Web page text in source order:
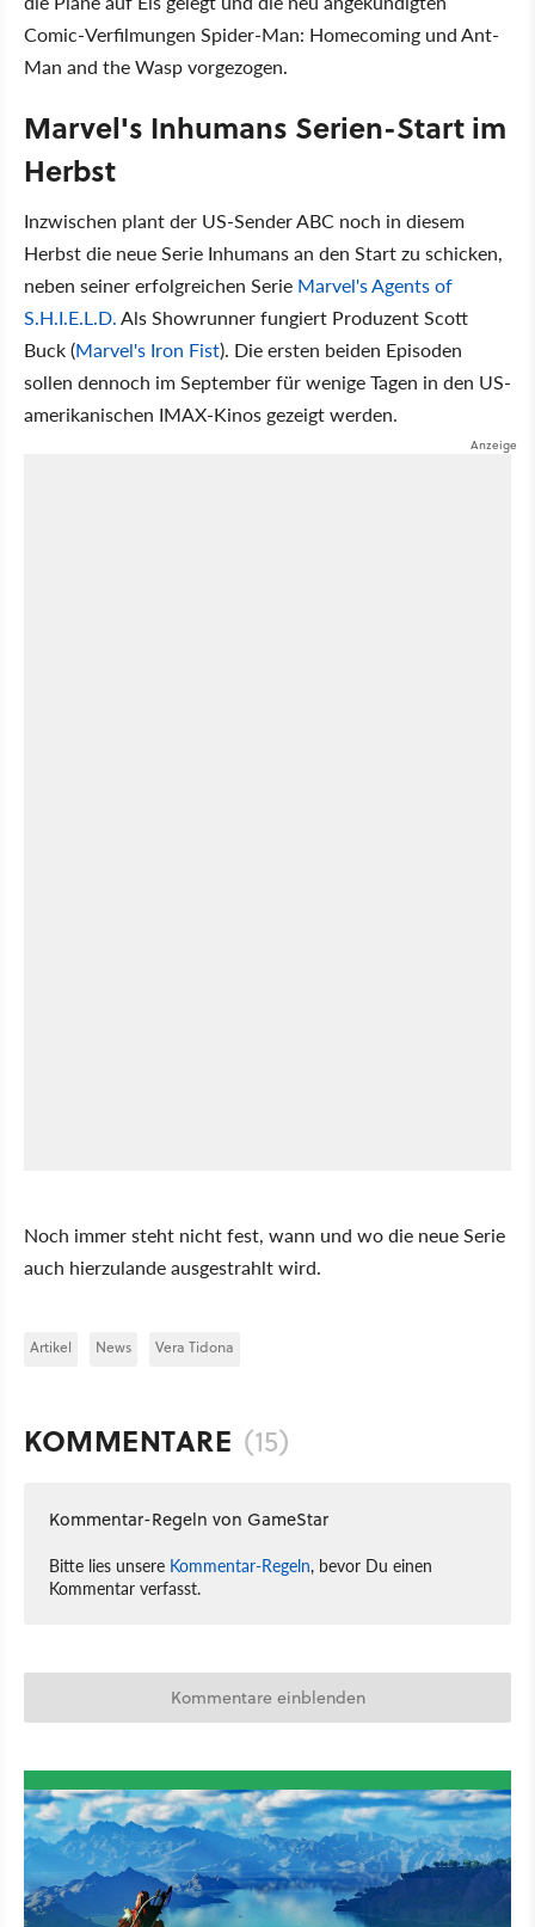
Comic-Verfilmungen Spider-Man: Homecoming und Ant-
Man and the Wasp vorgezogen.
Marvel's Inhumans Serien-Start im
Herbst
Inzwischen plant der US-Sender ABC noch in diesem
Herbst die neue Serie Inhumans an den Start zu schicken,
neben seiner erfolgreichen Serie Marvel's Agents of
S.H.I.E.L.D.Als Showrunner fungiert Produzent Scott
Buck (Marvel's Iron Fist). Die ersten beiden Episoden
sollen dennoch im September für wenige Tagen in den US-
amerikanischen IMAX-Kinos gezeigt werden.
Noch immer steht nicht fest, wann und wo die neue Serie
auch hierzulande ausgestrahlt wird.
Artikel News Vera Tidona
KOMMENTARE (15)
Kommentar-Regeln von GameStar
Bitte lies unsere Kommentar-Regeln, bevor Du einen
Kommentar verfasst.
Kommentare einblenden